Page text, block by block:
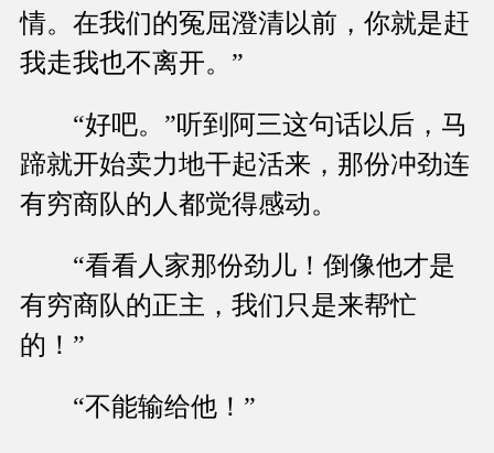
情。在我们的冤屈澄清以前，你就是赶
我走我也不离开。”
“好吧。”听到阿三这句话以后，马
蹄就开始卖力地干起活来，那份冲劲连
有穷商队的人都觉得感动。
“看看人家那份劲儿！倒像他才是
有穷商队的正主，我们只是来帮忙
的！”
“不能输给他！”